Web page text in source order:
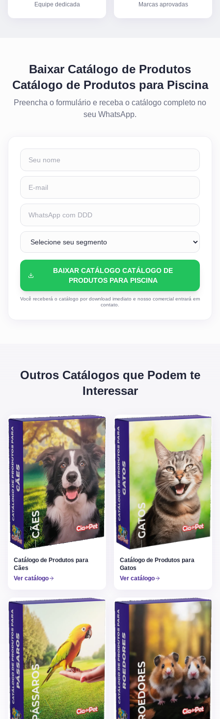
Equipe dedicada Marcas aprovadas
Baixar Catálogo de Produtos
Catálogo de Produtos para Piscina
Preencha o formulário e receba o catálogo completo no
seu WhatsApp.
BAIXAR CATÁLOGO CATÁLOGO DE
PRODUTOS PARA PISCINA
Você receberá o catálogo por download imediato e nosso comercial entrará em
contato.
Outros Catálogos que Podem te
Interessar
Catálogo de Produtos para
Cães
Ver catálogo
Catálogo de Produtos para
Gatos
Ver catálogo